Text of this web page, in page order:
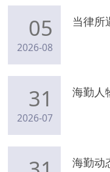
05
2026-08
31
2026-07